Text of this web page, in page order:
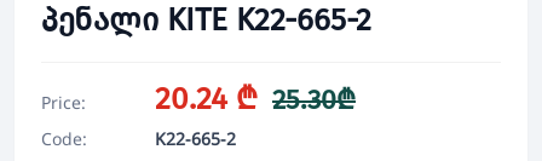
პენალი KITE K22-665-2
Price: 20.24 ₾ 25.30₾
Code:
K22-665-2